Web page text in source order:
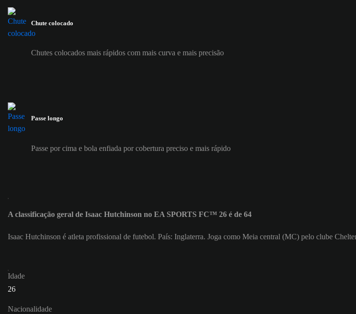
Chute colocado
Chutes colocados mais rápidos com mais curva e mais precisão
Passe longo
Passe por cima e bola enfiada por cobertura preciso e mais rápido
A classificação geral de Isaac Hutchinson no EA SPORTS FC™ 26 é de 64
Isaac Hutchinson é atleta profissional de futebol. País: Inglaterra. Joga como Meia central (MC) pelo clube
Idade
26
Nacionalidade